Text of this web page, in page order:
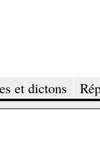
et dictons